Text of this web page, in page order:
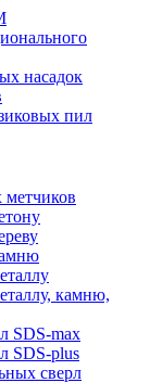
насадок
пил
камню,
SDS-max
SDS-plus
сверл